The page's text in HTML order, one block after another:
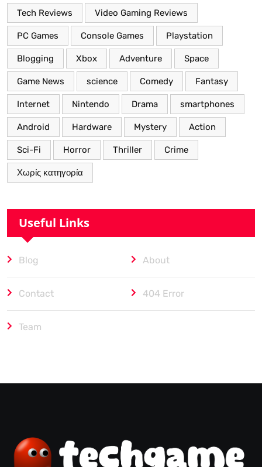
Tech Reviews Video Gaming Reviews
PC Games Console Games Playstation
Blogging Xbox Adventure Space
Game News science Comedy Fantasy
Internet Nintendo Drama smartphones
Android Hardware Mystery Action
Sci-Fi Horror Thriller Crime
Χωρίς κατηγορία
Useful Links
Blog About
Contact 404 Error
Team